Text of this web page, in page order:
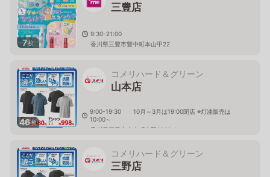
7枚
三豊店
9:30-21:00
香川県三豊市豊中町本山甲22
46枚
コメリハード＆グリーン
山本店
9:00-19:30 10月～3月は19:00閉店 ※灯油販売は
10:00～
香川県三豊市山本町大野2993-1
コメリハード＆グリーン
三野店